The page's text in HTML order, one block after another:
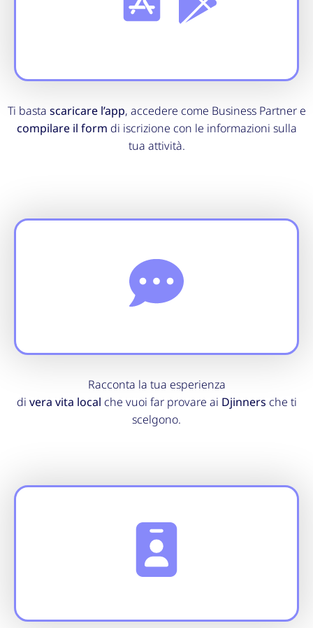
Ti basta scaricare l’app, accedere come Business Partner e
compilare il form di iscrizione con le informazioni sulla
tua attività.
Racconta la tua esperienza
di vera vita local che vuoi far provare ai Djinners che ti
scelgono.